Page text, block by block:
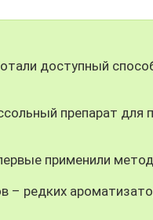
доступный
препарат для
применили
– редких